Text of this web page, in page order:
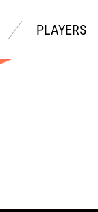
PLAYERS